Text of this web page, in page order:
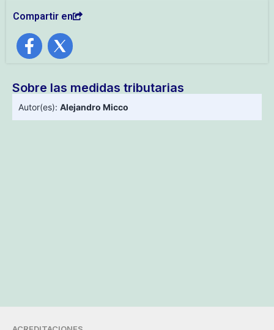
Compartir en
Sobre las medidas tributarias
Autor(es): Alejandro Micco